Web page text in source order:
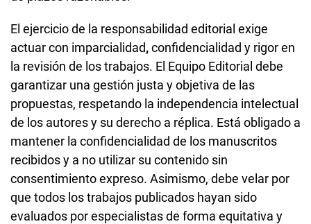
El ejercicio de la responsabilidad editorial exige
actuar con imparcialidad,confidencialidad y rigor en
la revisión de los trabajos. El Equipo Editorial debe
garantizar una gestión justa y objetiva de las
propuestas, respetando la independencia intelectual
de los autores y su derecho a réplica. Está obligado a
mantener la confidencialidad de los manuscritos
recibidos y a no utilizar su contenido sin
consentimiento expreso. Asimismo, debe velar por
que todos los trabajos publicados hayan sido
evaluados por especialistas de forma equitativa y